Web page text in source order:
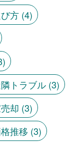
方(4)
トラブル(3)
却 (3)
推移 (3)